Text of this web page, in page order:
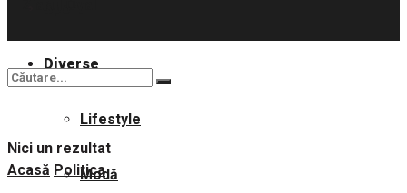
Diverse
Lifestyle
Modă
Nici un rezultat
Acasă Politica